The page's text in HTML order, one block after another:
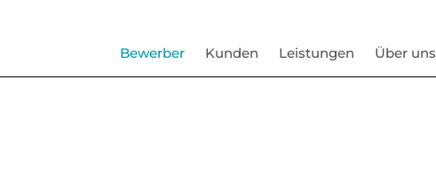
Bewerber Kunden Leistungen Über uns